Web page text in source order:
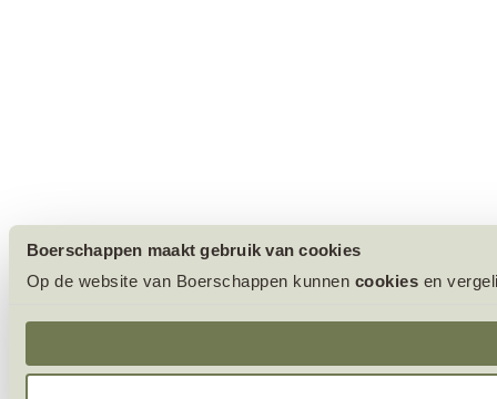
Boerschappen maakt gebruik van cookies
Op de website van Boerschappen kunnen cookies en